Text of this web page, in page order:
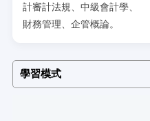
計審計法規、中級會計學、
財務管理、企管概論。
學習模式